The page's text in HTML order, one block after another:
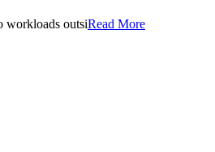
outsiRead More